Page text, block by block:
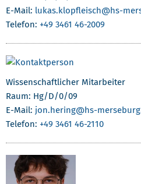
E-Mail: lukas.klopfleisch@hs-
Telefon: +49 3461 46-2009
Wissenschaftlicher Mitarbeiter
Raum: Hg/D/0/09
E-Mail: jon.hering@hs-
Telefon: +49 3461 46-2110